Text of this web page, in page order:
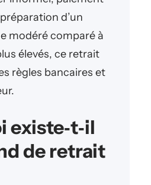
d’un
modéré comparé à
élevés, ce retrait
règles bancaires et
existe‑t‑il
de retrait